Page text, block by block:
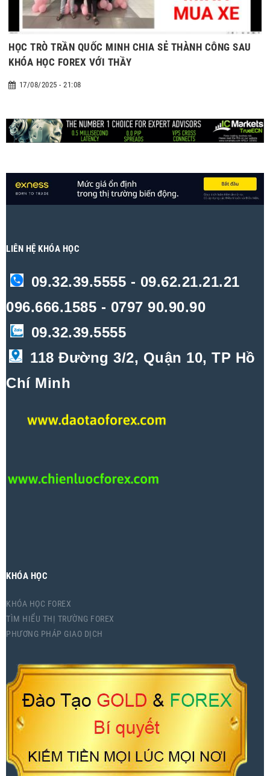
HỌC TRÒ TRẦN QUỐC MINH CHIA SẺ THÀNH CÔNG SAU
KHÓA HỌC FOREX VỚI THẦY
17/08/2025 - 21:08
LIÊN HỆ KHÓA HỌC
09.32.39.5555 - 09.62.21.21.21
096.666.1585 - 0797 90.90.90
09.32.39.5555
118 Đường 3/2, Quận 10, TP Hồ
Chí Minh
KHÓA HỌC
KHÓA HỌC FOREX
TÌM HIỂU THỊ TRƯỜNG FOREX
PHƯƠNG PHÁP GIAO DỊCH